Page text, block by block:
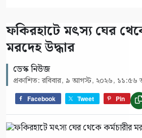
ফকিরহাটে মৎস্য ঘের
মরদেহ উদ্ধার
ডেস্ক নিউজ
প্রকাশিত: রবিবার, ৯ আগস্ট, ২০২৬, ১১:৫৬
Facebook Tweet Pin